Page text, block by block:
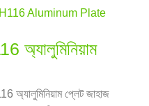
অ্যালুমিনিয়াম
অ্যালুমিনিয়াম প্লেট জাহাজ